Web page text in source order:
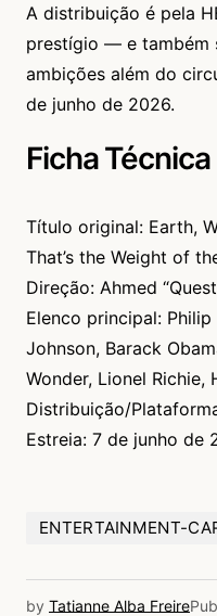
A distribuição é pela
prestígio — e também
ambições além do
de junho de 2026.
Ficha Técnica
Título original: Earth,
That’s the Weight of
Direção: Ahmed
Elenco principal: Philip
Johnson, Barack
Wonder, Lionel Richie,
Distribuição/
Estreia: 7 de junho de
ENTERTAINMENT-
by Tatianne Alba Freire